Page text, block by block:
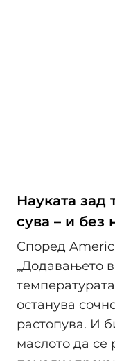
Науката зад
сува – и без
Според
„Додавањето
останува
растопува. И
маслото да се